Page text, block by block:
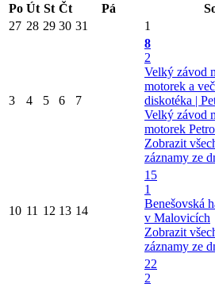
Po Út St Čt Pá
27 28 29 30 31 1
3 4 5 6 7
8
2
Velký závod
motorek a
diskotéka |
Velký závod
motorek
Zobrazit
záznamy ze
10 11 12 13 14
15
1
Benešovská
v Malovicích
Zobrazit
záznamy ze
22
2